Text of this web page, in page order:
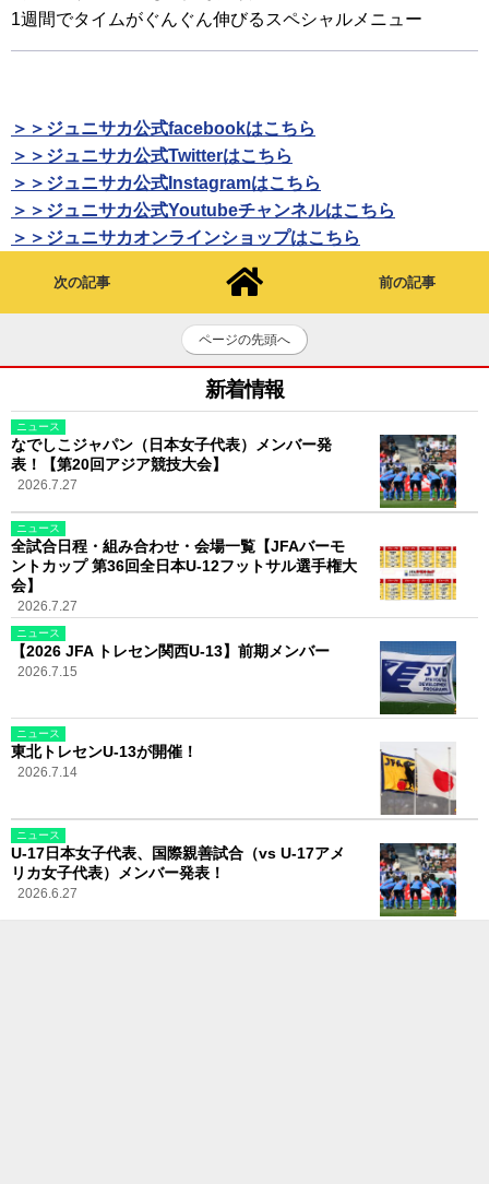
1週間でタイムがぐんぐん伸びるスペシャルメニュー
＞＞ジュニサカ公式facebookはこちら
＞＞ジュニサカ公式Twitterはこちら
＞＞ジュニサカ公式Instagramはこちら
＞＞ジュニサカ公式Youtubeチャンネルはこちら
＞＞ジュニサカオンラインショップはこちら
次の記事 前の記事
ページの先頭へ
新着情報
ニュース
なでしこジャパン（日本女子代表）メンバー発
表！【第20回アジア競技大会】
2026.7.27
ニュース
全試合日程・組み合わせ・会場一覧【JFAバーモ
ントカップ 第36回全日本U-12フットサル選手権大
会】
2026.7.27
ニュース
【2026 JFA トレセン関西U-13】前期メンバー
2026.7.15
ニュース
東北トレセンU-13が開催！
2026.7.14
ニュース
U-17日本女子代表、国際親善試合（vs U-17アメ
リカ女子代表）メンバー発表！
2026.6.27